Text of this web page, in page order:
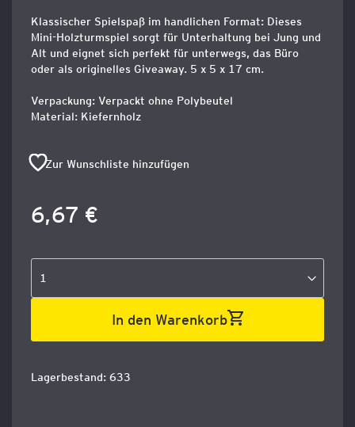
Klassischer Spielspaß im handlichen Format: Dieses
Mini-Holzturmspiel sorgt für Unterhaltung bei Jung und
Alt und eignet sich perfekt für unterwegs, das Büro
oder als originelles Giveaway. 5 x 5 x 17 cm.
Verpackung: Verpackt ohne Polybeutel
Material: Kiefernholz
Zur Wunschliste hinzufügen
6,67 €
In den Warenkorb
Lagerbestand: 633